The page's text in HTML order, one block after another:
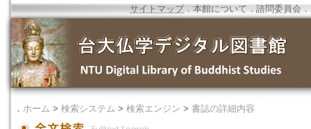
サイトマップ．本館について ． 諮問委員会 ．
． ホーム > 検索システム > 検索エンジン > 書誌の詳細内容